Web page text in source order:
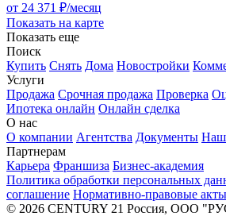
от 24 371 ₽/месяц
Показать на карте
Показать еще
Поиск
Купить Снять Дома Новостройки
Услуги
Продажа Срочная продажа Проверка
Ипотека онлайн Онлайн сделка
О нас
О компании Агентства Документы
Партнерам
Карьера Франшиза Бизнес-академия
Политика обработки персональных
соглашение Нормативно-правовые акты
© 2026 CENTURY 21 Россия, ООО